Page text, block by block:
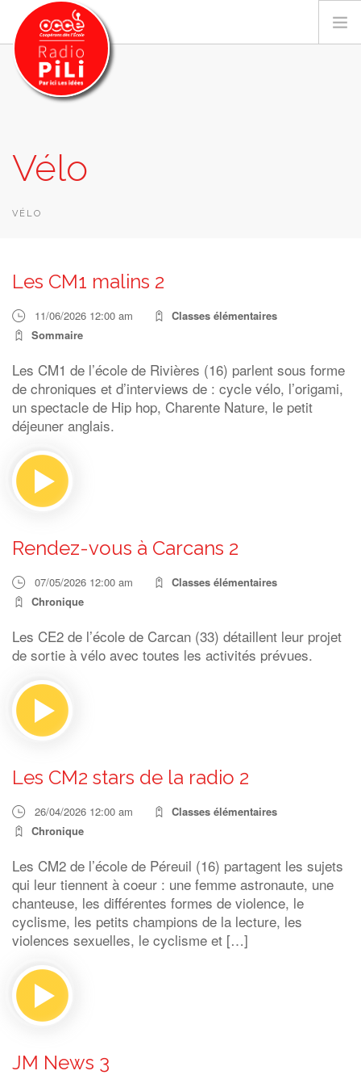
GRILLE DES PROGRAMMES
EMISSIONS / PODCASTS
SUR LE TERRITOIRE
RECHERCHER
Vélo
VÉLO
Les CM1 malins 2
11/06/2026 12:00 am
Classes élémentaires
Sommaire
Les CM1 de l’école de Rivières (16) parlent sous forme
de chroniques et d’interviews de : cycle vélo, l’origami,
un spectacle de Hip hop, Charente Nature, le petit
déjeuner anglais.
Rendez-vous à Carcans 2
07/05/2026 12:00 am
Classes élémentaires
Chronique
Les CE2 de l’école de Carcan (33) détaillent leur projet
de sortie à vélo avec toutes les activités prévues.
Les CM2 stars de la radio 2
26/04/2026 12:00 am
Classes élémentaires
Chronique
Les CM2 de l’école de Péreuil (16) partagent les sujets
qui leur tiennent à coeur : une femme astronaute, une
chanteuse, les différentes formes de violence, le
cyclisme, les petits champions de la lecture, les
violences sexuelles, le cyclisme et […]
JM News 3